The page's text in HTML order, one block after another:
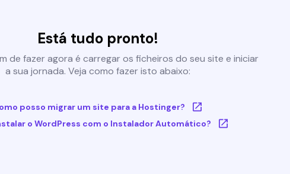
Está tudo pronto!
de fazer agora é carregar os ficheiros do seu site e iniciar
a sua jornada. Veja como fazer isto abaixo:
posso migrar um site para a Hostinger?
o WordPress com o Instalador Automático?